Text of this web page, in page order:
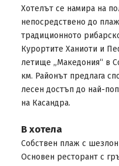
Хотелът се намира на
непосредствено до
традиционното
Курортите Ханиоти и
летище „Македония“ в
км. Районът предлага
лесен достъп до най-
на Касандра.
В хотела
Собствен плаж с
Основен ресторант с